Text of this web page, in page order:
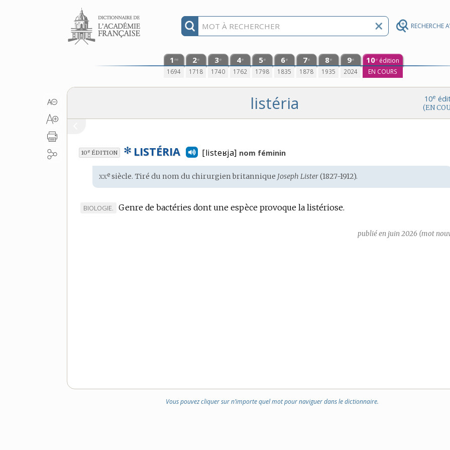
RECHERCHE
Aller au contenu
1 re
1694
2e
1718
3e
1740
4e
1762
5e
1798
6e
1835
7e
1878
8e
1935
9e
2024
10e édition
EN COURS
10e
(EN
listéria
10e ÉDITION ✻ LISTÉRIA [listeʁja] nom féminin
Étymologie
:
xxe siècle. Tiré dunom du chirurgien britannique Joseph Lister(1827-1912).
MARQUE
BIOLOGIE. Genre de bactéries dont une espèce provoque la listériose.
publié en juin 2026 (mot
Vous pouvez cliquer sur n’importe quel mot pour naviguer dans le dictionnaire.